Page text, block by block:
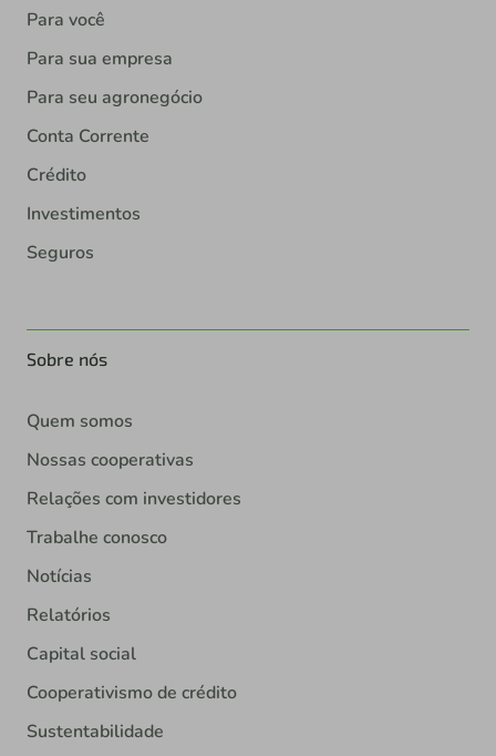
Para você
Para sua empresa
Para seu agronegócio
Conta Corrente
Crédito
Investimentos
Seguros
Sobre nós
Quem somos
Nossas cooperativas
Relações com investidores
Trabalhe conosco
Notícias
Relatórios
Capital social
Cooperativismo de crédito
Sustentabilidade